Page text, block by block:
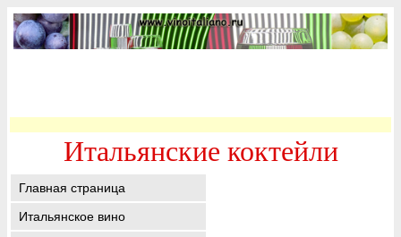
Итальянские коктейли
Главная страница
Итальянское вино